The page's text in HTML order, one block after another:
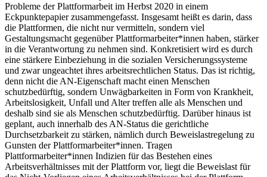
Probleme der Plattformarbeit im Herbst 2020 in einem
Eckpunktepapier zusammengefasst. Insgesamt heißt es darin, dass
die Plattformen, die nicht nur vermitteln, sondern viel
Gestaltungsmacht gegenüber Plattformarbeiter*innen haben, stärker
in die Verantwortung zu nehmen sind. Konkretisiert wird es durch
eine stärkere Einbeziehung in die sozialen Versicherungssysteme
und zwar ungeachtet ihres arbeitsrechtlichen Status. Das ist richtig,
denn nicht die AN-Eigenschaft macht einen Menschen
schutzbedürftig, sondern Unwägbarkeiten in Form von Krankheit,
Arbeitslosigkeit, Unfall und Alter treffen alle als Menschen und
deshalb sind sie als Menschen schutzbedürftig. Darüber hinaus ist
geplant, auch innerhalb des AN-Status die gerichtliche
Durchsetzbarkeit zu stärken, nämlich durch Beweislastregelung zu
Gunsten der Plattformarbeiter*innen. Tragen
Plattformarbeiter*innen Indizien für das Bestehen eines
Arbeitsverhältnisses mit der Plattform vor, liegt die Beweislast für